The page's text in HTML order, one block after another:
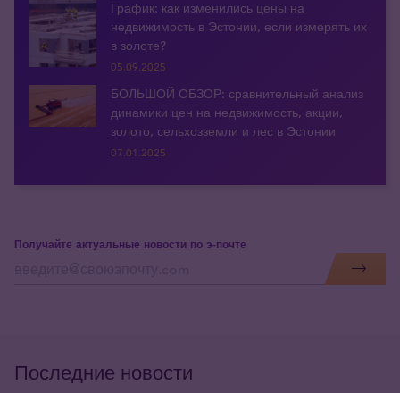
График: как изменились цены на
недвижимость в Эстонии, если измерять их
в золоте?
05.09.2025
БОЛЬШОЙ ОБЗОР: сравнительный анализ
динамики цен на недвижимость, акции,
золото, сельхозземли и лес в Эстонии
07.01.2025
Получайте актуальные новости по э-почте
Последние новости